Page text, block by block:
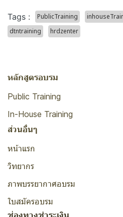
Tags : PublicTraining
dtntraining
hrdzenter
หลักสูตรอบรม
Public Training
In-House Training
ส่วนอื่นๆ
หน้าแรก
วิทยากร
ภาพบรรยากาศอบรม
ใบสมัครอบรม